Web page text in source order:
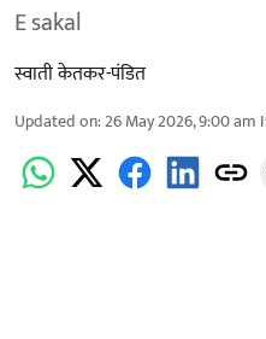
E sakal
स्वाती केतकर-पंडित
Updated on:26 May 2026, 9:00 am